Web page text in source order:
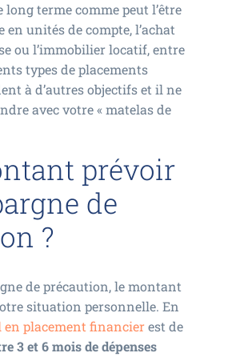
terme comme peut l’être
unités de compte, l’achat
ou l’immobilier locatif, entre
types de placements
à d’autres objectifs et il ne
avec votre « matelas de
prévoir
de
?
de précaution, le montant
situation personnelle. En
en placement financierest de
3 et 6 mois de dépenses